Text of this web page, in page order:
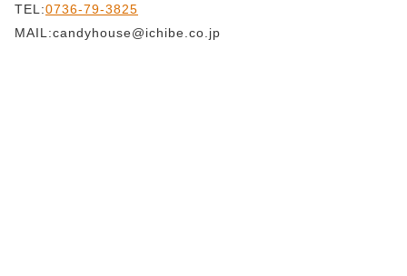
TEL:0736-79-3825
MAIL:candyhouse@ichibe.co.jp